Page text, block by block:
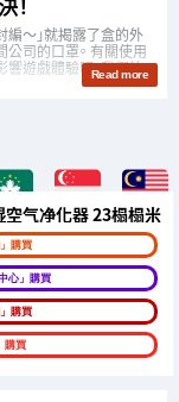
气净化器 23榻榻米
購買
心」購買
購買
購買